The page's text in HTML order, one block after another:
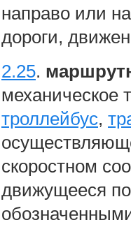
направо или
дороги,
2.25.
механическое
троллейбус,
скоростном
движущееся